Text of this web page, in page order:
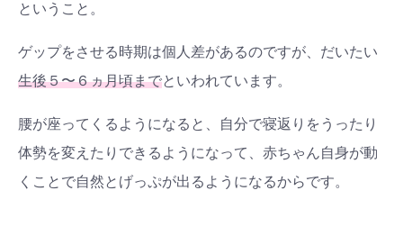
ということ。
ゲップをさせる時期は個人差があるのですが、だいたい
生後５〜６ヵ月頃までといわれています。
腰が座ってくるようになると、自分で寝返りをうったり
体勢を変えたりできるようになって、赤ちゃん自身が動
くことで自然とげっぷが出るようになるからです。